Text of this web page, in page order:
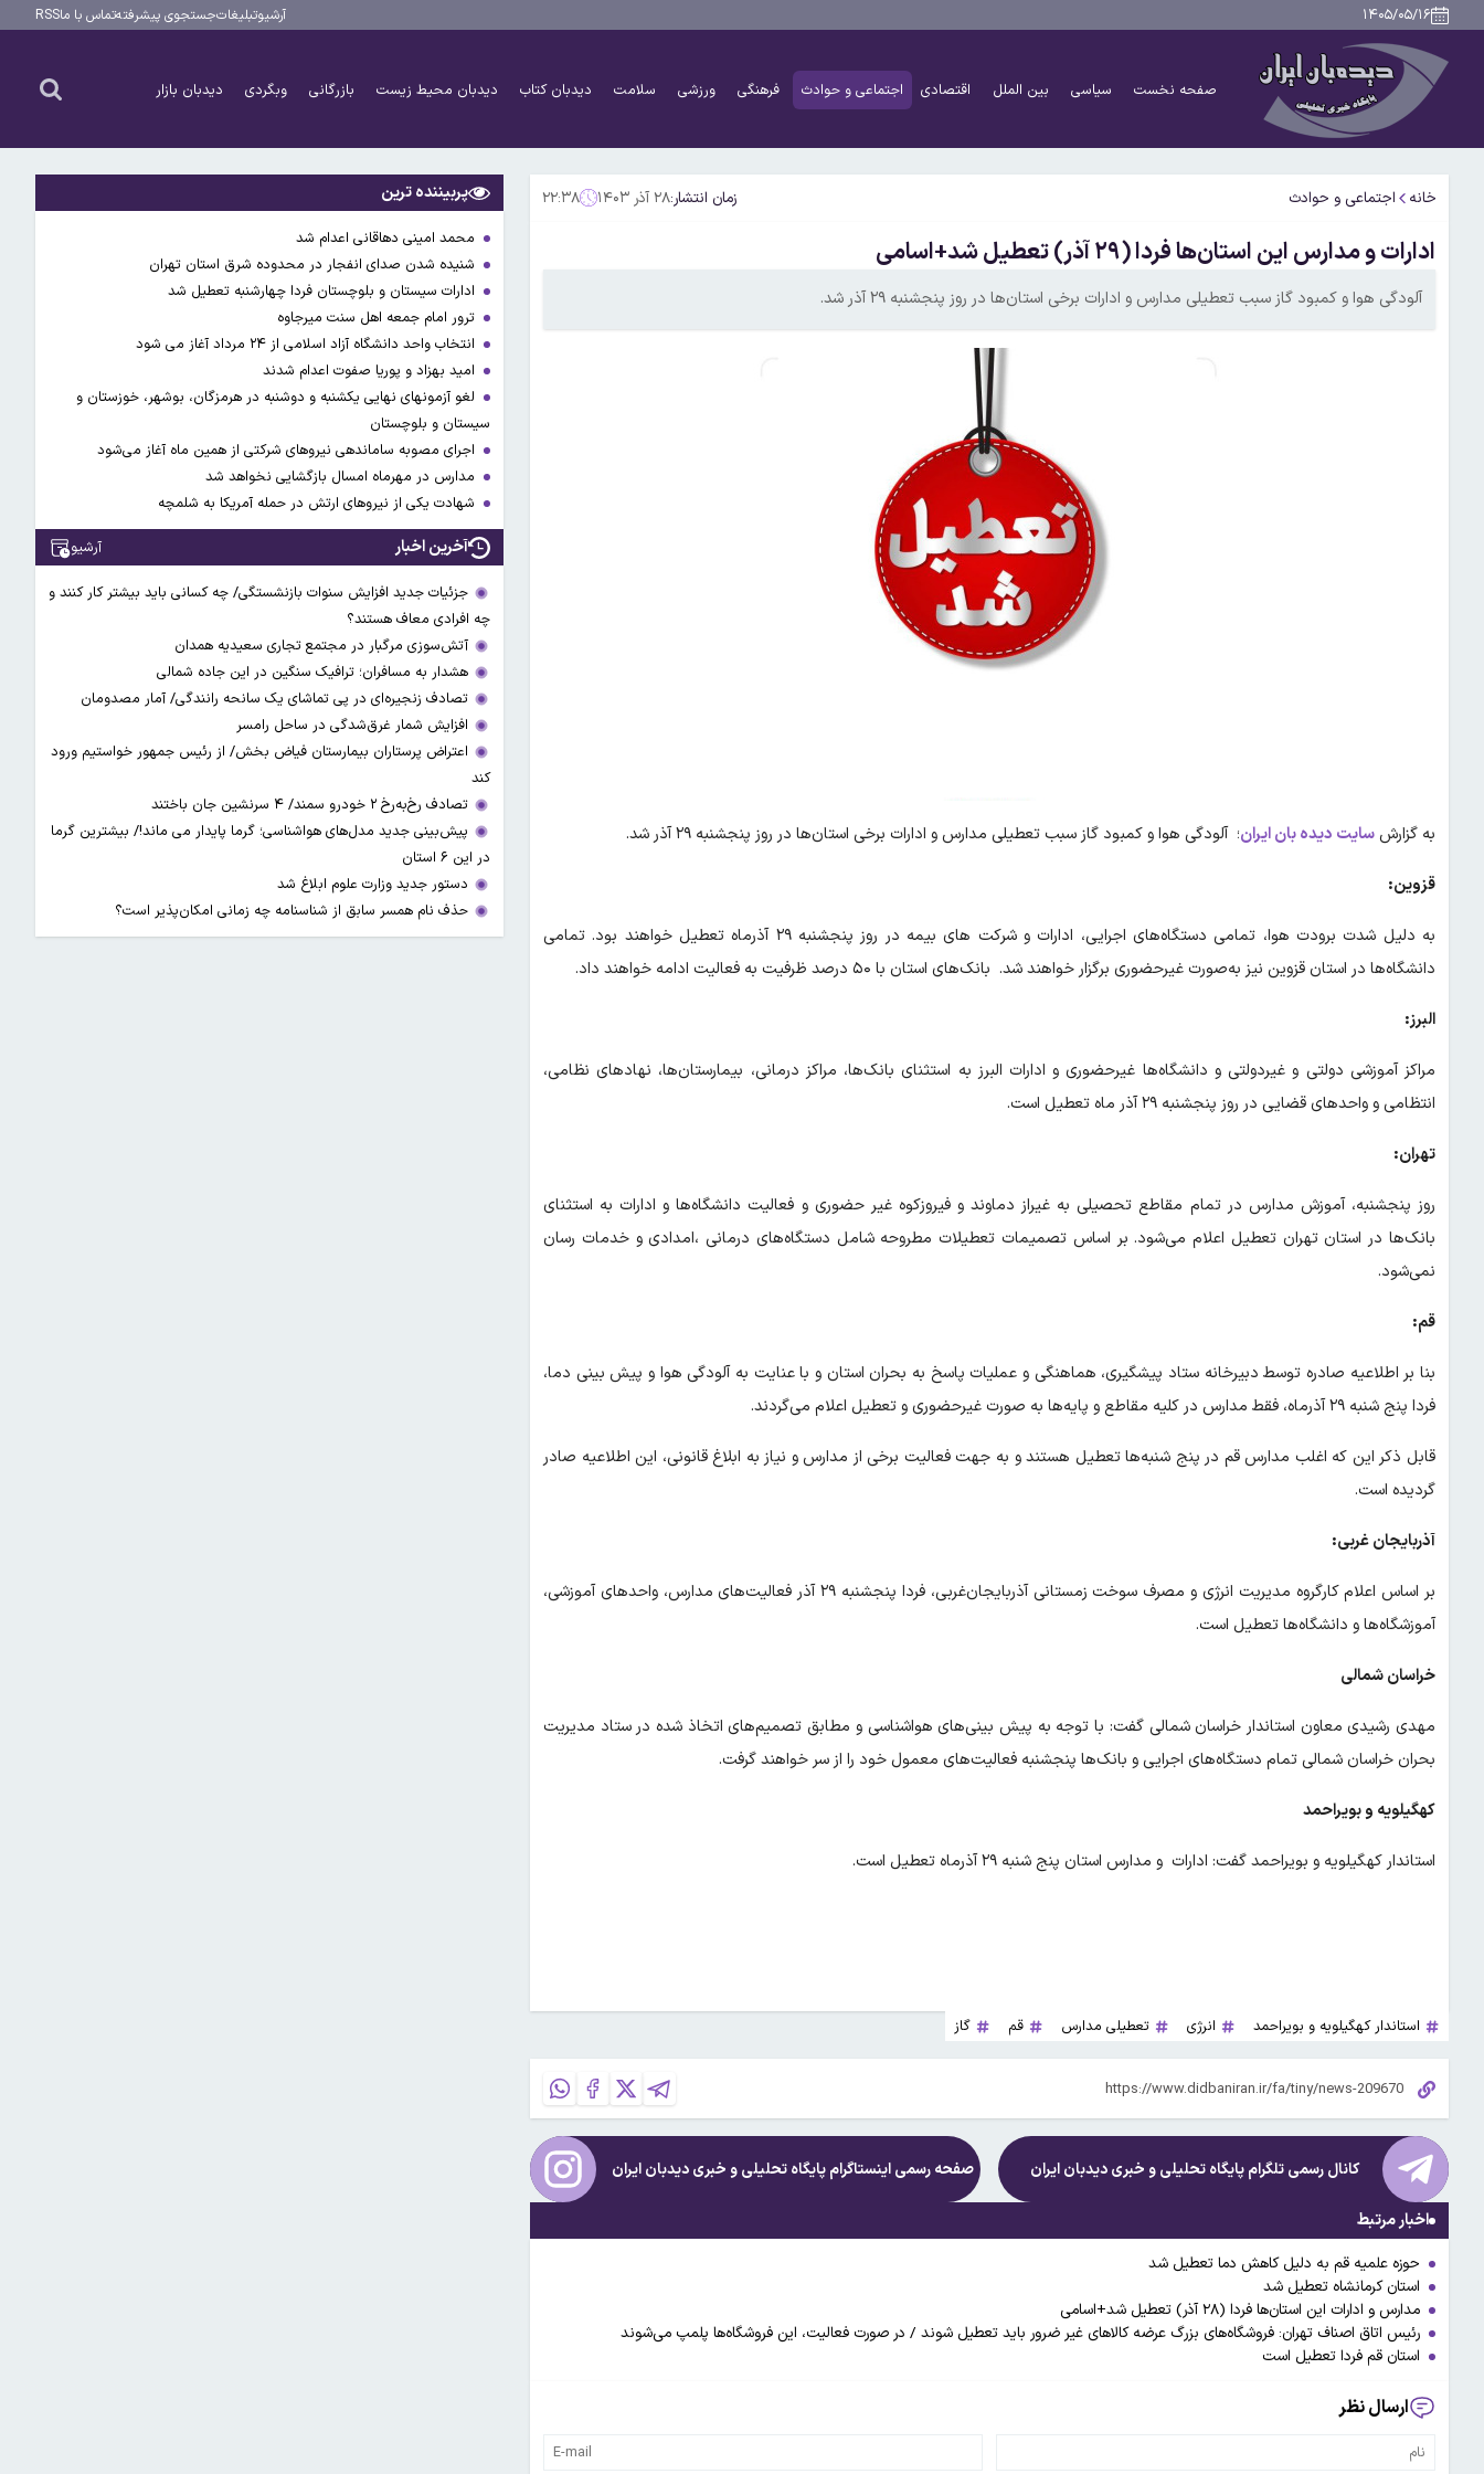
۱۴۰۵/۰۵/۱۶ آرشیوتبلیغاتجستجوی پیشرفتهتماس با ماRSS
صفحه نخست سیاسی بین الملل اقتصادی اجتماعی و حوادث فرهنگی ورزشی سلامت دیدبان کتاب دیدبان محیط زیست بازرگانی وبگردی دیدبان بازار
خانه اجتماعی و حوادث زمان انتشار:۲۸ آذر ۱۴۰۳ ۲۲:۳۸
ادارات و مدارس این استان‌ها فردا (۲۹ آذر) تعطیل شد+اسامی
آلودگی هوا و کمبود گاز سبب تعطیلی مدارس و ادارات برخی استان‌ها در روز پنجشنبه ۲۹ آذر شد.
به گزارشسایت دیده بان ایران؛ آلودگی هوا و کمبود گاز سبب تعطیلی مدارس و ادارات برخی استان‌ها در روز پنجشنبه ۲۹ آذر شد.
قزوین:
به دلیل شدت برودت هوا، تمامی دستگاه‌های اجرایی، ادارات و شرکت های بیمه در روز پنجشنبه ۲۹ آذرماه تعطیل خواهند بود. تمامی
دانشگاه‌ها در استان قزوین نیز به‌صورت غیرحضوری برگزار خواهند شد. بانک‌های استان با ۵۰ درصد ظرفیت به فعالیت ادامه خواهند داد.
البرز:
مراکز آموزشی دولتی و غیردولتی و دانشگاه‌ها غیرحضوری و ادارات البرز به استثنای بانک‌ها، مراکز درمانی، بیمارستان‌ها، نهادهای نظامی،
انتظامی و واحدهای قضایی در روز پنجشنبه ۲۹ آذر ماه تعطیل است.
تهران:
روز پنجشنبه، آموزش مدارس در تمام مقاطع تحصیلی به غیراز دماوند و فیروزکوه غیر حضوری و فعالیت دانشگاه‌ها و ادارات به استثنای
بانک‌ها در استان تهران تعطیل اعلام می‌شود. بر اساس تصمیمات تعطیلات مطروحه شامل دستگاه‌های درمانی ،امدادی و خدمات رسان
نمی‌شود.
قم:
بنا بر اطلاعیه صادره توسط دبیرخانه ستاد پیشگیری، هماهنگی و عملیات پاسخ به بحران استان و با عنایت به آلودگی هوا و پیش بینی دما،
فردا پنج شنبه ۲۹ آذرماه، فقط مدارس در کلیه مقاطع و پایه‌ها به صورت غیرحضوری و تعطیل اعلام می‌گردند.
قابل ذکر این که اغلب مدارس قم در پنج شنبه‌ها تعطیل هستند و به جهت فعالیت برخی از مدارس و نیاز به ابلاغ قانونی، این اطلاعیه صادر
گردیده است.
آذربایجان غربی:
بر اساس اعلام کارگروه مدیریت انرژی و مصرف سوخت زمستانی آذربایجان‌غربی، فردا پنجشنبه ۲۹ آذر فعالیت‌های مدارس، واحدهای آموزشی،
آموزشگاه‌ها و دانشگاه‌ها تعطیل است.
خراسان شمالی
مهدی رشیدی معاون استاندار خراسان شمالی گفت: با توجه به پیش بینی‌های هواشناسی و مطابق تصمیم‌های اتخاذ شده در ستاد مدیریت
بحران خراسان شمالی تمام دستگاه‌های اجرایی و بانک‌ها پنجشنبه فعالیت‌های معمول خود را از سر خواهند گرفت.
کهگیلویه و بویراحمد
استاندار کهگیلویه و بویراحمد گفت: ادارات و مدارس استان پنج شنبه ۲۹ آذرماه تعطیل است.
استاندار کهگیلویه و بویراحمد انرژی تعطیلی مدارس قم گاز
کانال رسمی تلگرام پایگاه تحلیلی و خبریدیدبان ایران صفحه رسمی اینستاگرام پایگاه تحلیلی و خبریدیدبان ایران
اخبار مرتبط
حوزه علمیه قم به دلیل کاهش دما تعطیل شد
استان کرمانشاه تعطیل شد
مدارس و ادارات این استان‌ها فردا (۲۸ آذر) تعطیل شد+اسامی
رئیس اتاق اصناف تهران: فروشگاه‌های بزرگ عرضه کالا‌های غیر ضرور باید تعطیل شوند / در صورت فعالیت، این فروشگاه‌ها پلمپ می‌شوند
استان قم فردا تعطیل است
ارسال نظر
پربیننده ترین
محمد امینی دهاقانی اعدام شد
شنیده شدن صدای انفجار در محدوده شرق استان تهران
ادارات سیستان و بلوچستان فردا چهارشنبه تعطیل شد
ترور امام جمعه اهل سنت میرجاوه
انتخاب واحد دانشگاه آزاد اسلامی از ۲۴ مرداد آغاز می شود
امید بهزاد و پوریا صفوت اعدام شدند
لغو آزمونهای نهایی یکشنبه و دوشنبه در هرمزگان، بوشهر، خوزستان و
سیستان و بلوچستان
اجرای مصوبه ساماندهی نیرو‌های شرکتی از همین ماه آغاز می‌شود
مدارس در مهرماه امسال بازگشایی نخواهد شد
شهادت یکی از نیروهای ارتش در حمله آمریکا به شلمچه
آخرین اخبار آرشیو
جزئیات جدید افزایش سنوات بازنشستگی/ چه کسانی باید بیشتر کار کنند و
چه افرادی معاف هستند؟
آتش‌سوزی مرگبار در مجتمع تجاری سعیدیه همدان
هشدار به مسافران؛ ترافیک سنگین در این جاده شمالی
تصادف زنجیره‌ای در پی تماشای یک سانحه رانندگی/ آمار مصدومان
افزایش شمار غرق‌شدگی در ساحل رامسر
اعتراض پرستاران بیمارستان فیاض بخش/ از رئیس جمهور خواستیم ورود
کند
تصادف رخ‌به‌رخ ۲ خودرو سمند/ ۴ سرنشین جان باختند
پیش‌بینی جدید مدل‌های هواشناسی؛ گرما پایدار می ماند!/ بیشترین گرما
در این ۶ استان
دستور جدید وزارت علوم ابلاغ شد
حذف نام همسر سابق از شناسنامه چه زمانی امکان‌پذیر است؟